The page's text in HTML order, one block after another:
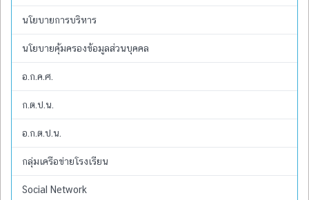
นโยบายการบริหาร
นโยบายคุ้มครองข้อมูลส่วนบุคคล
อ.ก.ค.ศ.
ก.ต.ป.น.
อ.ก.ต.ป.น.
กลุ่มเครือข่ายโรงเรียน
Social Network